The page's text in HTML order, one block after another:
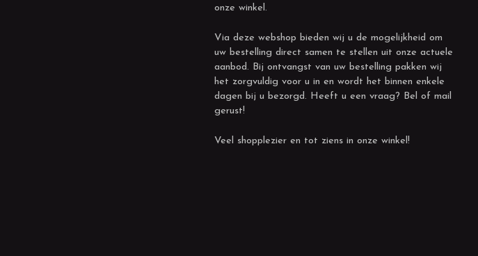
onze winkel.
Via deze webshop bieden wij u de mogelijkheid om
uw bestelling direct samen te stellen uit onze actuele
aanbod. Bij ontvangst van uw bestelling pakken wij
het zorgvuldig voor u in en wordt het binnen enkele
dagen bij u bezorgd. Heeft u een vraag? Bel of mail
gerust!
Veel shopplezier en tot ziens in onze winkel!